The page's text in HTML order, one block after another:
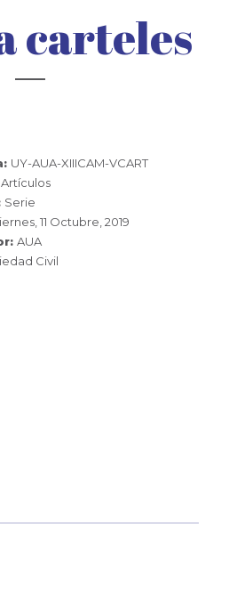
carteles
UY-AUA-XIIICAM-VCART
Artículos
Serie
11 Octubre, 2019
AUA
Civil